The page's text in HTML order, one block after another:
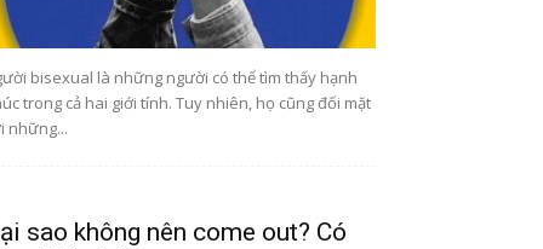
bisexual là những người có thể tìm thấy hạnh
trong cả hai giới tính. Tuy nhiên, họ cũng đối mặt
những...
sao không nên come out? Có